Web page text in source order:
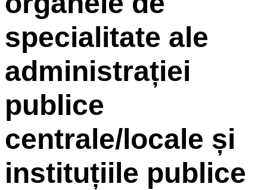
specialitate ale
administrației
publice
centrale/locale și
instituțiile publice